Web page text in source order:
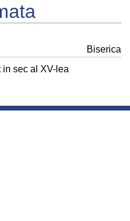
Biserica
in sec al XV-lea